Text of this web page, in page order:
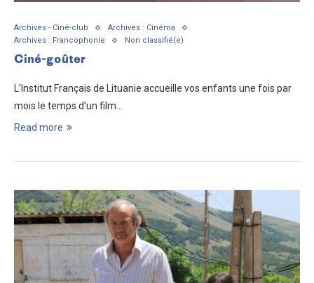
Archives - Ciné-club
Archives : Cinéma
Archives : Francophonie
Non classifié(e)
Ciné-goûter
L’Institut Français de Lituanie accueille vos enfants une fois par
mois le temps d’un film…
Read more